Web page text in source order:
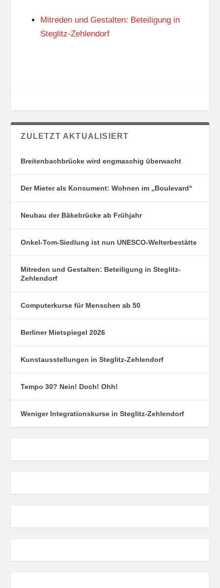
S
O
N
Mitreden und Gestalten: Beteiligung in
Steglitz-Zehlendorf
ZULETZT AKTUALISIERT
Breitenbachbrücke wird engmaschig überwacht
Der Mieter als Konsument: Wohnen im „Boulevard“
Neubau der Bäkebrücke ab Frühjahr
Onkel-Tom-Siedlung ist nun UNESCO-Welterbestätte
Mitreden und Gestalten: Beteiligung in Steglitz-
Zehlendorf
Computerkurse für Menschen ab 50
Berliner Mietspiegel 2026
Kunstausstellungen in Steglitz-Zehlendorf
Tempo 30? Nein! Doch! Ohh!
Weniger Integrationskurse in Steglitz-Zehlendorf